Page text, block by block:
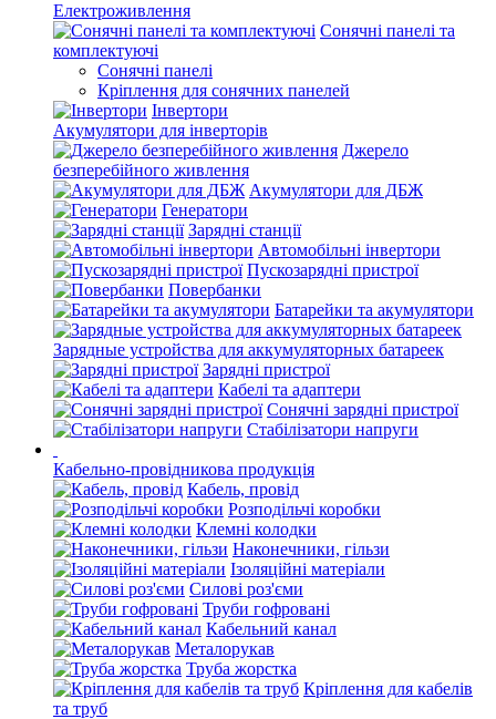
Електроживлення
Сонячні панелі та
комплектуючі
Сонячні панелі
Кріплення для сонячних панелей
Інвертори
Акумулятори для інверторів
Джерело
безперебійного живлення
Акумулятори для ДБЖ
Генератори
Зарядні станції
Автомобільні інвертори
Пускозарядні пристрої
Повербанки
Батарейки та акумулятори
Зарядные устройства для аккумуляторных батареек
Зарядні пристрої
Кабелі та адаптери
Сонячні зарядні пристрої
Стабілізатори напруги
Кабельно-провідникова продукція
Кабель, провід
Розподільчі коробки
Клемні колодки
Наконечники, гільзи
Ізоляційні матеріали
Силові роз'єми
Труби гофровані
Кабельний канал
Металорукав
Труба жорстка
Кріплення для кабелів
та труб